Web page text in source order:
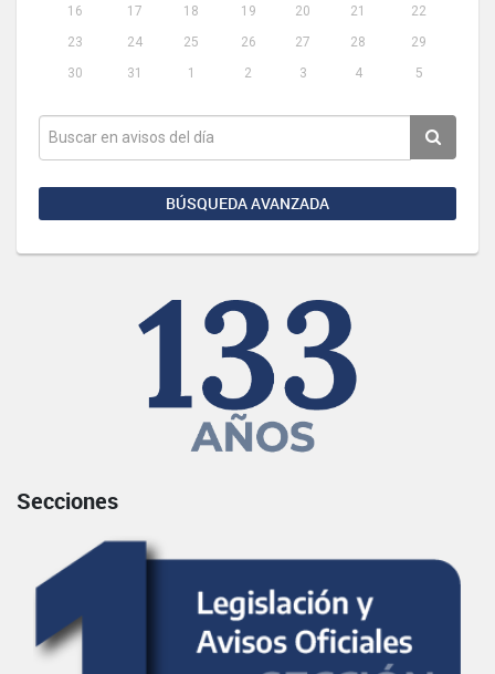
16
17 18 19 20 21
22
23
24 25 26 27 28
29
30
31 1 2 3 4 5
BÚSQUEDA AVANZADA
Secciones